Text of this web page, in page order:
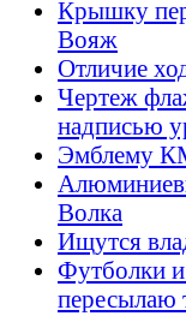
Крышку
Вояж
Отличие
Чертеж
надписью
Эмблему
Волка
Ищутся
Футболки
пересылаю